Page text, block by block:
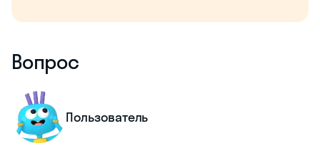
Вопрос
Пользователь